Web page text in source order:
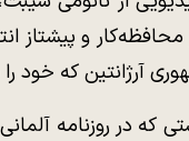
و پیشتاز
آرژانتین که خود
که در روزنامه